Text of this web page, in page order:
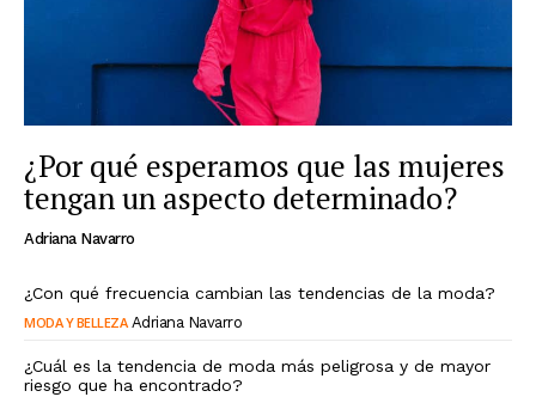
¿Por qué esperamos que las mujeres
tengan un aspecto determinado?
Adriana Navarro
¿Con qué frecuencia cambian las tendencias de la moda?
MODA Y BELLEZA Adriana Navarro
¿Cuál es la tendencia de moda más peligrosa y de mayor
riesgo que ha encontrado?